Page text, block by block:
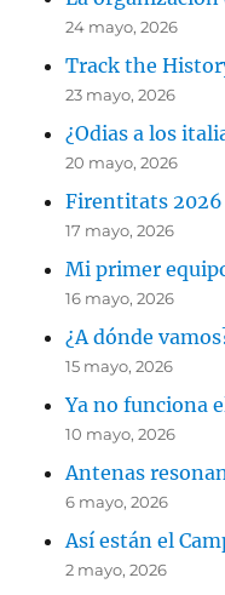
24 mayo, 2026
Track the
23 mayo, 2026
¿Odias a los
20 mayo, 2026
Firentitats 2026
17 mayo, 2026
Mi primer
16 mayo, 2026
¿A dónde
15 mayo, 2026
Ya no funciona
10 mayo, 2026
Antenas
6 mayo, 2026
Así están el
2 mayo, 2026